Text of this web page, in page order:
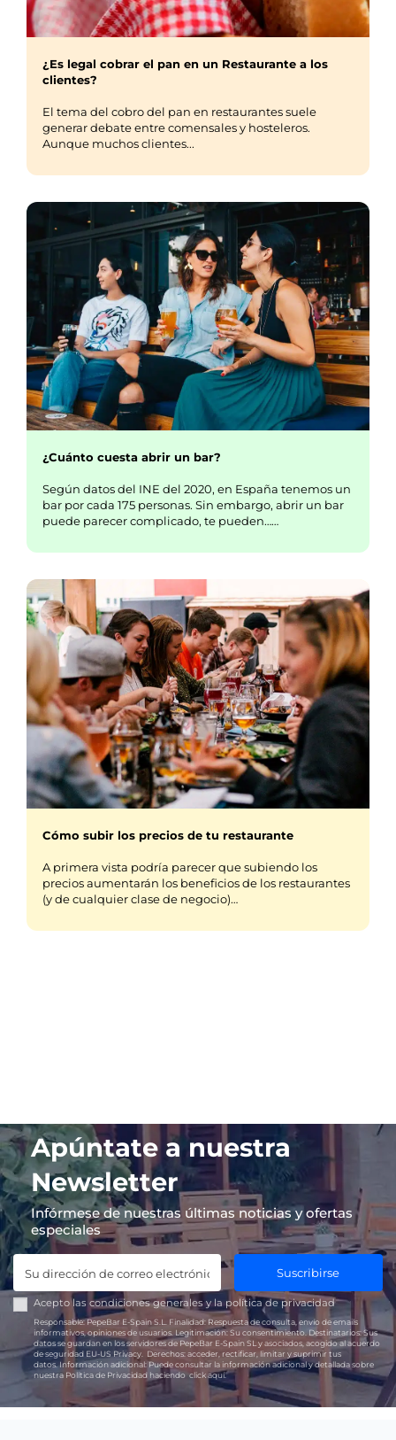
¿Es legal cobrar el pan en un Restaurante a los
clientes?
El tema del cobro del pan en restaurantes suele
generar debate entre comensales y hosteleros.
Aunque muchos clientes...
¿Cuánto cuesta abrir un bar?
Según datos del INE del 2020, en España tenemos un
bar por cada 175 personas. Sin embargo, abrir un bar
puede parecer complicado, te pueden……
Cómo subir los precios de tu restaurante
A primera vista podría parecer que subiendo los
precios aumentarán los beneficios de los restaurantes
(y de cualquier clase de negocio)…
Apúntate a nuestra
Newsletter
Infórmese de nuestras últimas noticias y ofertas
especiales
Suscribirse
Acepto las condiciones generales y lapolítica de privacidad
Responsable:PepeBar E-Spain S.L. Finalidad: Respuesta de consulta, envío de emails
informativos, opiniones de usuarios. Legitimación: Su consentimiento. Destinatarios:Sus
datos se guardan en los servidores de PepeBar E-Spain SL y asociados, acogido al acuerdo
de seguridad EU-US Privacy.
Derechos: acceder, rectificar, limitar y suprimir tus
datos.Información adicional:Puede consultar la información adicional y detallada sobre
nuestra Política de Privacidad haciendoclick aquí.